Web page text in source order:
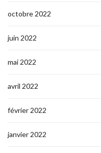
octobre 2022
juin 2022
mai 2022
avril 2022
février 2022
janvier 2022